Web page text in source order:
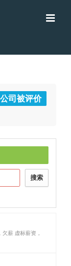
司被评价
搜索
欠薪 虚标薪资，